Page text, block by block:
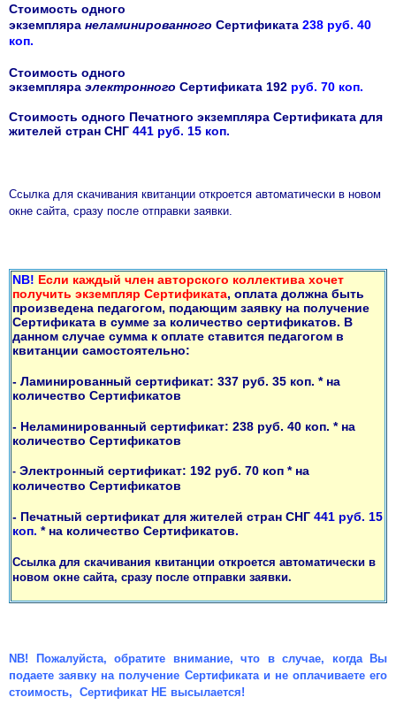
Стоимость одного
экземпляра неламинированного Сертификата 238 руб. 40
коп.
Стоимость одного
экземпляра электронного Сертификата 192 руб. 70 коп.
Стоимость одного Печатного экземпляра Сертификата для
жителей стран СНГ 441 руб. 15 коп.
Ссылка для скачивания квитанции откроется автоматически в новом
окне сайта, сразу после отправки заявки.
NB! Если каждый член авторского коллектива хочет
получить экземпляр Сертификата, оплата должна быть
произведена педагогом, подающим заявку на получение
Сертификата в сумме за количество сертификатов. В
данном случае сумма к оплате ставится педагогом в
квитанции самостоятельно:
- Ламинированный сертификат: 337 руб. 35 коп. * на
количество Сертификатов
- Неламинированный сертификат: 238 руб. 40 коп. * на
количество Сертификатов
- Электронный сертификат: 192 руб. 70 коп * на
количество Сертификатов
- Печатный сертификат для жителей стран СНГ 441 руб. 15
коп. * на количество Сертификатов.
Ссылка для скачивания квитанции откроется автоматически в
новом окне сайта, сразу после отправки заявки.
NB! Пожалуйста, обратите внимание, что в случае, когда Вы
подаете заявку на получение Сертификата и не оплачиваете его
стоимость, Сертификат НЕ высылается!